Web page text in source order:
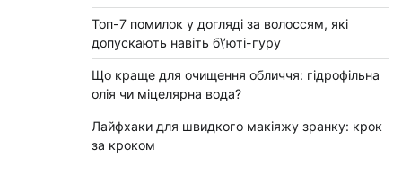
Топ-7 помилок у догляді за волоссям, які
допускають навіть б\’юті-гуру
Що краще для очищення обличчя: гідрофільна
олія чи міцелярна вода?
Лайфхаки для швидкого макіяжу зранку: крок
за кроком